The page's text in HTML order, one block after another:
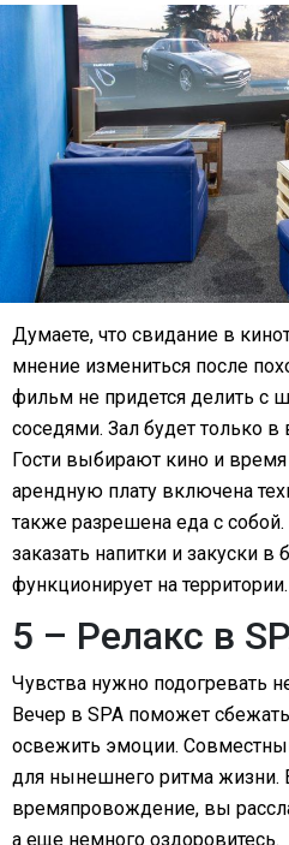
Думаете, что свидание в
мнение измениться после
фильм не придется делить
соседями. Зал будет только
Гости выбирают кино и
арендную плату включена
также разрешена еда с
заказать напитки и закуски в
функционирует на территории.
5 – Релакс в
Чувства нужно подогревать
Вечер в SPA поможет
освежить эмоции.
для нынешнего ритма жизни.
времяпровождение, вы
а еще немного оздоровитесь.